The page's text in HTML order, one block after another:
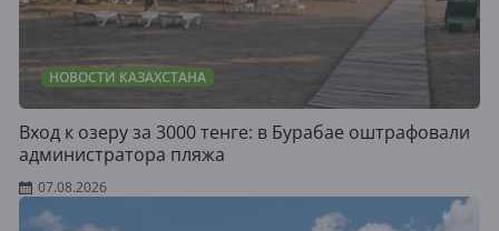
НОВОСТИ КАЗАХСТАНА
Вход к озеру за 3000 тенге: в Бурабае оштрафовали
администратора пляжа
07.08.2026